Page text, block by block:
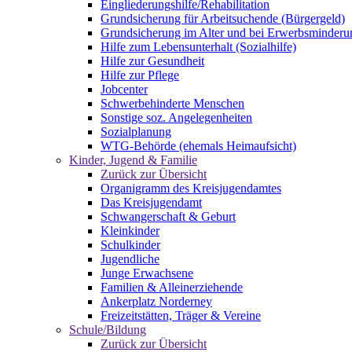
Eingliederungshilfe/Rehabilitation
Grundsicherung für Arbeitsuchende (Bürgergeld)
Grundsicherung im Alter und bei
Hilfe zum Lebensunterhalt (Sozialhilfe)
Hilfe zur Gesundheit
Hilfe zur Pflege
Jobcenter
Schwerbehinderte Menschen
Sonstige soz. Angelegenheiten
Sozialplanung
WTG-Behörde (ehemals Heimaufsicht)
Kinder, Jugend & Familie
Zurück zur Übersicht
Organigramm des Kreisjugendamtes
Das Kreisjugendamt
Schwangerschaft & Geburt
Kleinkinder
Schulkinder
Jugendliche
Junge Erwachsene
Familien & Alleinerziehende
Ankerplatz Norderney
Freizeitstätten, Träger & Vereine
Schule/Bildung
Zurück zur Übersicht